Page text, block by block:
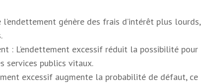
génère des frais d’intérêt plus lourds,
: L’endettement excessif réduit la possibilité pour
services publics vitaux.
excessif augmente la probabilité de défaut, ce